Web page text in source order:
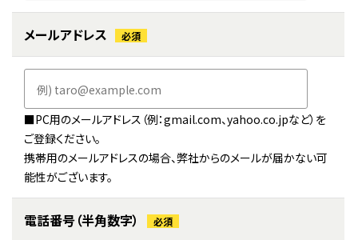
ASOBI AAA+
KIWAMI AAA+ 図形の極
KIWAMI AAA+ 数の極
KIWAMI AAA+ 中学生の 図形の極
KIWAMI AAA+ 数学の悟
ご注意ください
ホッと一息
メディア掲載
全国の玉井式
開講のお知らせ
リストから探す
メールアドレス 必須
■PC用のメールアドレス（例：gmail.com、yahoo.co.jpなど）を
ご登録ください。
携帯用のメールアドレスの場合、弊社からのメールが届かない可
能性がございます。
電話番号（半角数字） 必須